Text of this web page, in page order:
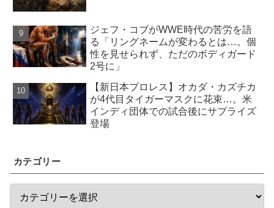
ジェフ・コブがWWE時代の苦労を語
る「リングネームが変わるとは…。個
性を見せられず、ただのボディガード
2号に」
【新日本プロレス】オカダ・カズチカ
が4代目タイガーマスクに花束…。米
インディ団体での試合後にサプライズ
登場
カテゴリー